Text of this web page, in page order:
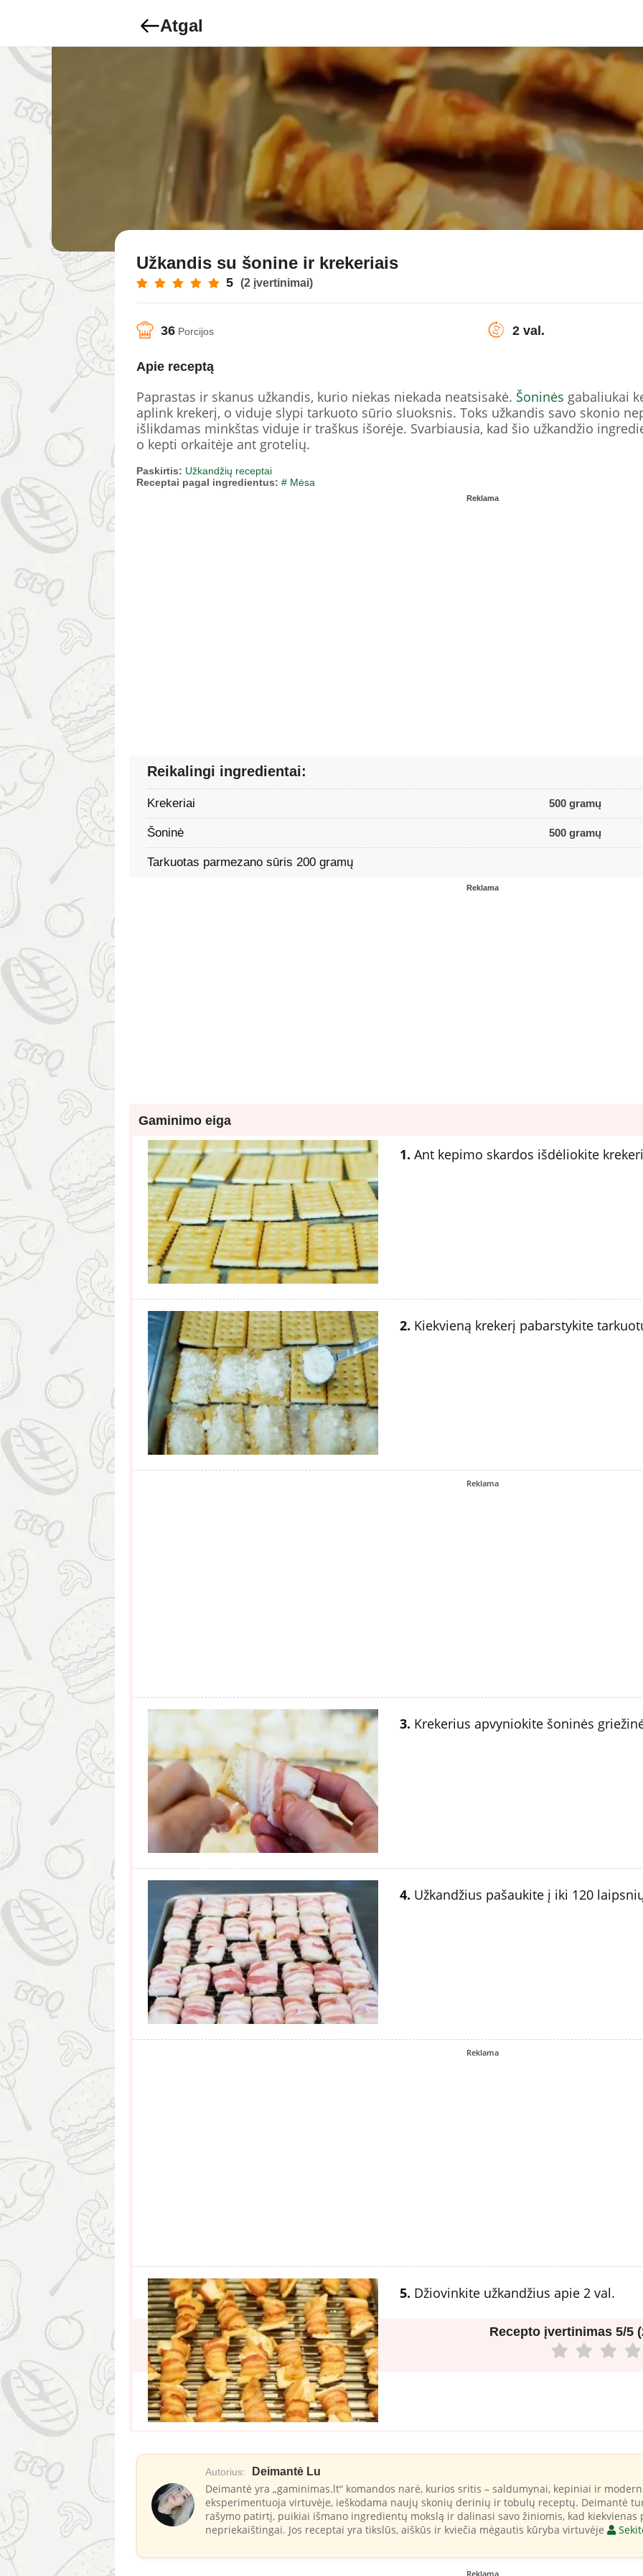
Atgal
Užkandis su šonine ir krekeriais
5 (2 įvertinimai)
36 Porcijos 2 val.
Apie receptą
Paprastas ir skanus užkandis, kurio niekas niekada neatsisakė. Šoninės gabaliukai
aplink krekerį, o viduje slypi tarkuoto sūrio sluoksnis. Toks užkandis savo skonio
išlikdamas minkštas viduje ir traškus išorėje. Svarbiausia, kad šio užkandžio
o kepti orkaitėje ant grotelių.
Paskirtis: Užkandžių receptai
Receptai pagal ingredientus: # Mėsa
Reklama
Reikalingi ingredientai:
Krekeriai 500 gramų
Šoninė 500 gramų
Tarkuotas parmezano sūris 200 gramų
Reklama
Gaminimo eiga
1. Ant kepimo skardos išdėliokite
2. Kiekvieną krekerį pabarstykite
Reklama
3. Krekerius apvyniokite šoninės
4. Užkandžius pašaukite į iki 120
Reklama
5. Džiovinkite užkandžius apie 2 val.
Recepto įvertinimas 5/5
Autorius: Deimantė Lu
Deimantė yra „gaminimas.lt“ komandos narė, kurios sritis – saldumynai, kepiniai ir
eksperimentuoja virtuvėje, ieškodama naujų skonių derinių ir tobulų receptų. Deimantė
rašymo patirtį, puikiai išmano ingredientų mokslą ir dalinasi savo žiniomis, kad kiekvienas
nepriekaištingai. Jos receptai yra tikslūs, aiškūs ir kviečia mėgautis kūryba virtuvėje
Reklama